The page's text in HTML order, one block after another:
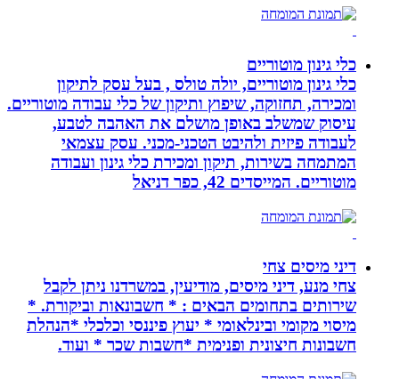
כלי גינון מוטוריים
כלי גינון מוטוריים, יולה טולס , בעל עסק לתיקון
ומכירה, תחזוקה, שיפוץ ותיקון של כלי עבודה מוטוריים.
עיסוק שמשלב באופן מושלם את האהבה לטבע,
לעבודה פיזית ולהיבט הטכני-מכני. עסק עצמאי
המתמחה בשירות, תיקון ומכירת כלי גינון ועבודה
מוטוריים. המייסדים 42, כפר דניאל
דיני מיסים צחי
צחי מנע, דיני מיסים, מודיעין, במשרדנו ניתן לקבל
שירותים בתחומים הבאים : * חשבונאות וביקורת. *
מיסוי מקומי ובינלאומי * יעוץ פיננסי וכלכלי *הנהלת
חשבונות חיצונית ופנימית *חשבות שכר * ועוד.